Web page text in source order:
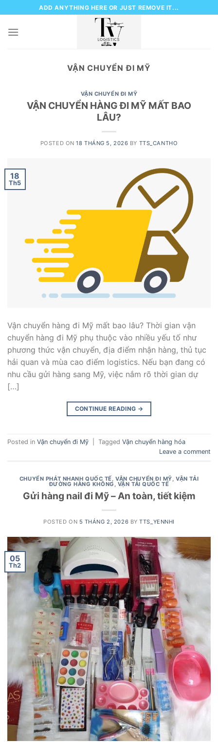
to
content
ADD ANYTHING HERE OR JUST REMOVE IT...
VẬN CHUYỂN ĐI MỸ
VẬN CHUYỂN ĐI MỸ
VẬN CHUYỂN HÀNG ĐI MỸ MẤT BAO
LÂU?
POSTED ON18 THÁNG 5, 2026 BY TTS_CANTHO
18
Th5
Vận chuyển hàng đi Mỹ mất bao lâu? Thời gian vận
chuyển hàng đi Mỹ phụ thuộc vào nhiều yếu tố như
phương thức vận chuyển, địa điểm nhận hàng, thủ tục
hải quan và mùa cao điểm logistics. Nếu bạn đang có
nhu cầu gửi hàng sang Mỹ, việc nắm rõ thời gian dự
[…]
CONTINUE READING →
Posted in Vận chuyển đi Mỹ Tagged Vận chuyển hàng hóa
Leave a comment
CHUYỂN PHÁT NHANH QUỐC TẾ,VẬN CHUYỂN ĐI MỸ,VẬN TẢI
ĐƯỜNG HÀNG KHÔNG , VẬN TẢI QUỐC TẾ
Gửi hàng nail đi Mỹ – An toàn, tiết kiệm
POSTED ON 5 THÁNG 2, 2026 BYTTS_YENNHI
05
Th2